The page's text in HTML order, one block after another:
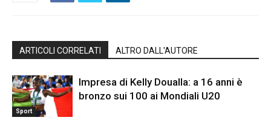
ARTICOLI CORRELATI ALTRO DALL'AUTORE
Sport
Impresa di Kelly Doualla: a 16 anni è
bronzo sui 100 ai Mondiali U20